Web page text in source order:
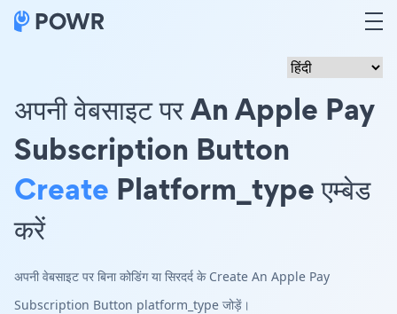
अपनी वेबसाइट पर An Apple Pay
Subscription Button
Create Platform_type एम्बेड
करें
अपनी वेबसाइट पर बिना कोडिंग या सिरदर्द के Create An Apple Pay
Subscription Button platform_type जोड़ें।